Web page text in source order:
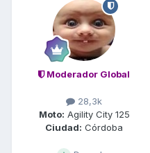
Moderador Global
28,3k
Moto: Agility City 125
Ciudad: Córdoba